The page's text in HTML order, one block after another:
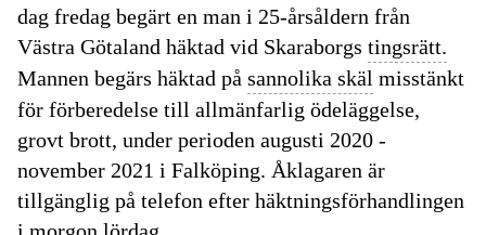
dag fredag begärt en man i 25-årsåldern från
Västra Götaland häktad vid Skaraborgs tingsrätt.
Mannen begärs häktad på sannolika skäl misstänkt
för förberedelse till allmänfarlig ödeläggelse,
grovt brott, under perioden augusti 2020 -
november 2021 i Falköping. Åklagaren är
tillgänglig på telefon efter häktningsförhandlingen